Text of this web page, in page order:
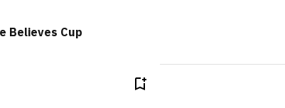
Believes Cup